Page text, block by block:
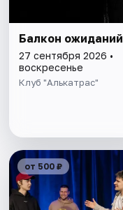
Балкон ожиданий
27 сентября 2026 •
воскресенье
Клуб "Алькатрас"
от 500 ₽